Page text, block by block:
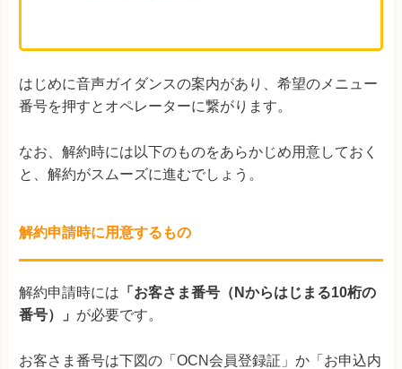
はじめに音声ガイダンスの案内があり、希望のメニュー
番号を押すとオペレーターに繋がります。
なお、解約時には以下のものをあらかじめ用意しておく
と、解約がスムーズに進むでしょう。
解約申請時に用意するもの
解約申請時には 「お客さま番号（Nからはじまる10桁の
番号）」 が必要です。
お客さま番号は下図の「OCN会員登録証」か「お申込内